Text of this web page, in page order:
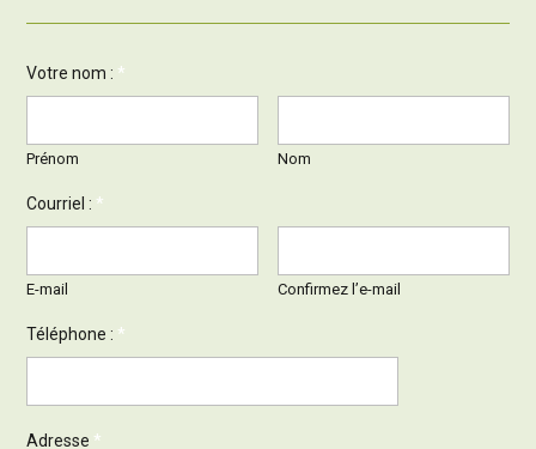
Votre nom : *
Prénom Nom
Courriel : *
E-mail Confirmez l’e-mail
Téléphone : *
Adresse *